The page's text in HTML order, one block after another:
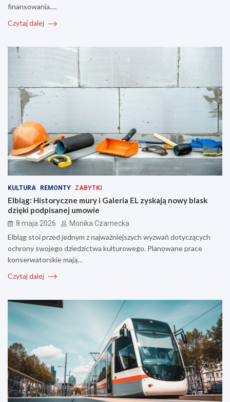
finansowania.…
Czytaj dalej
KULTURA REMONTY ZABYTKI
Elbląg: Historyczne mury i Galeria EL zyskają nowy blask
dzięki podpisanej umowie
8 maja 2026 Monika Czarnecka
Elbląg stoi przed jednym z najważniejszych wyzwań dotyczących
ochrony swojego dziedzictwa kulturowego. Planowane prace
konserwatorskie mają…
Czytaj dalej